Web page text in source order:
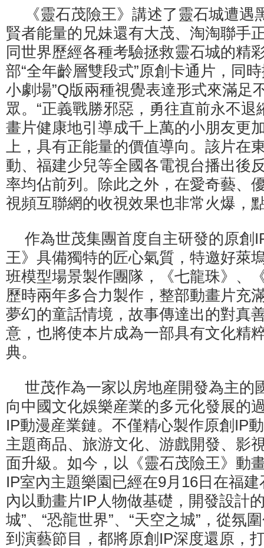
《靈石茂險王》講述了靈石城遭遇
賢者能量的兄妹還有大茂、淘淘聯手
同世界歷經各種考驗拯救靈石城的精
部“全年齡層雙段式”原創卡通片，同
小劇場”Q版兩種視覺表達形式來滿足
眾。“正義戰勝邪惡，勇往直前永不退
畫片健康地引導成千上萬的小朋友更
上，具有正能量的價值導向。該片在
動、福建少兒等全國各電視台播出後
率均佔前列。除此之外，在愛奇藝、
視頻互聯網的收視效果也非常火爆，
作為世茂集團首度自主研發的原創
王》具備獨特的匠心氣質，特邀好萊
班模型場景製作團隊，《七龍珠》、
歷時兩年多合力製作，整部動畫片充
夢幻的童話情境，故事傳達出的對真
意，也將使本片成為一部具有文化精
典。
世茂作為一家以房地産開發為主的
向中國文化娛樂産業的多元化發展的
IP動漫産業鏈。不僅精心製作原創IP
主題商品、旅游文化、游戲開發、影
面升級。如今，以《靈石茂險王》動
IP室內主題樂園已經在9月16日在福
內以動畫片IP人物做基礎，開發設計
城”、“恐龍世界”、“天空之城”，從氛
到演藝節目，都將原創IP深度還原，